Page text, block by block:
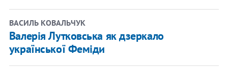
ВАСИЛЬ КОВАЛЬЧУК
Валерія Лутковська як дзеркало
української Феміди